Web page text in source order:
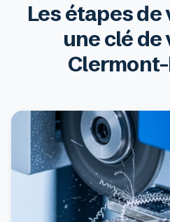
Les étapes
une clé de